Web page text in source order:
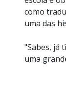
como
uma das
"Sabes, já
uma